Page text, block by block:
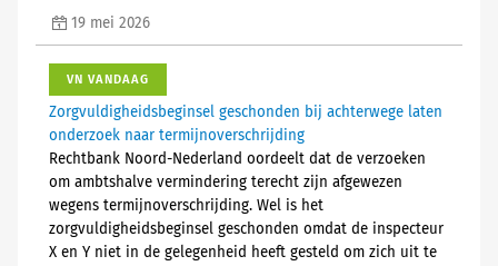
19 mei 2026
VN VANDAAG
Zorgvuldigheidsbeginsel geschonden bij achterwege laten
onderzoek naar termijnoverschrijding
Rechtbank Noord-Nederland oordeelt dat de verzoeken
om ambtshalve vermindering terecht zijn afgewezen
wegens termijnoverschrijding. Wel is het
zorgvuldigheidsbeginsel geschonden omdat de inspecteur
X en Y niet in de gelegenheid heeft gesteld om zich uit te